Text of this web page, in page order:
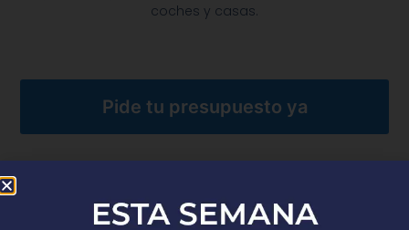
coches y casas.​
Pide tu presupuesto ya